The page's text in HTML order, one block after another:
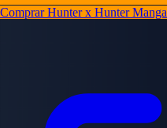
Comprar Hunter x Hunter Manga